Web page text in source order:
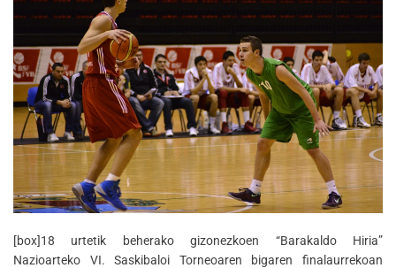
[box]18 urtetik beherako gizonezkoen “Barakaldo Hiria”
Nazioarteko VI. Saskibaloi Torneoaren bigaren finalaurrekoan